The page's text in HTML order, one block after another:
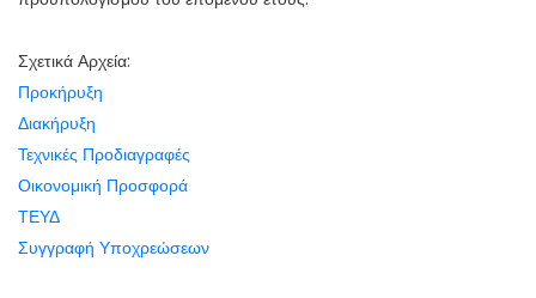
Σχετικά Αρχεία:
Προκήρυξη
Διακήρυξη
Τεχνικές Προδιαγραφές
Οικονομική Προσφορά
ΤΕΥΔ
Συγγραφή Υποχρεώσεων